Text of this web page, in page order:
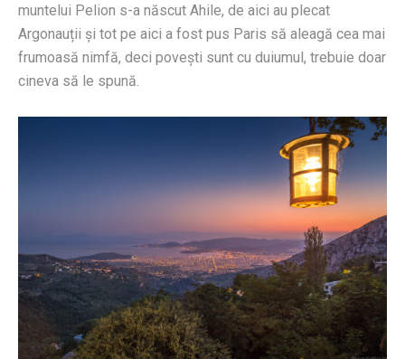
muntelui Pelion s-a născut Ahile, de aici au plecat
Argonauții şi tot pe aici a fost pus Paris să aleagă cea mai
frumoasă nimfă, deci poveşti sunt cu duiumul, trebuie doar
cineva să le spună.